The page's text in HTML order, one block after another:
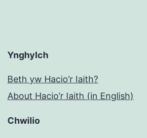
Ynghylch
Beth yw Hacio’r Iaith?
About Hacio’r Iaith (in English)
Chwilio